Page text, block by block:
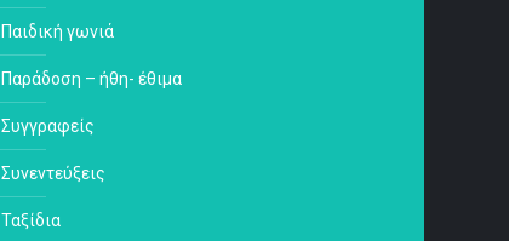
Παιδική γωνιά
Παράδοση – ήθη- έθιμα
Συγγραφείς
Συνεντεύξεις
Ταξίδια